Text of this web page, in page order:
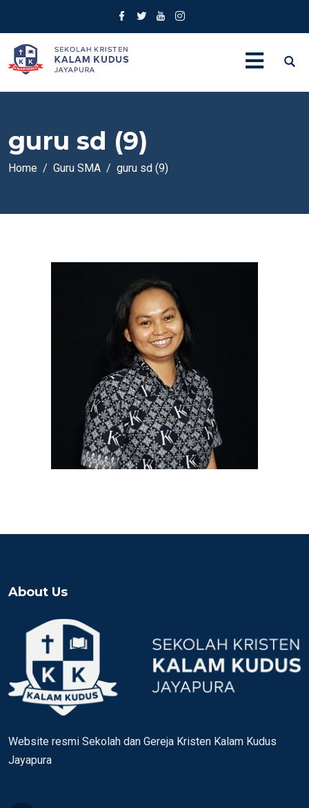
guru sd (9)
Home Guru SMA guru sd (9)
About Us
Website resmi Sekolah dan Gereja Kristen Kalam Kudus
Jayapura